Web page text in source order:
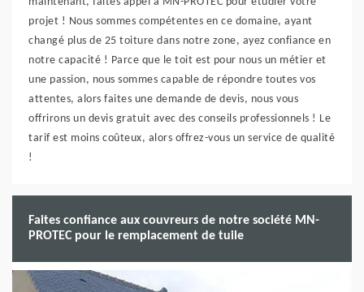
projet ! Nous sommes compétentes en ce domaine, ayant
changé plus de 25 toiture dans notre zone, ayez confiance en
notre capacité ! Parce que le toit est pour nous un métier et
une passion, nous sommes capable de répondre toutes vos
attentes, alors faites une demande de devis, nous vous
offrirons un devis gratuit avec des conseils professionnels ! Le
tarif est moins coûteux, alors offrez-vous un service de qualité
!
Faites confiance aux couvreurs de notre société MN-
PROTEC pour le remplacement de tuile